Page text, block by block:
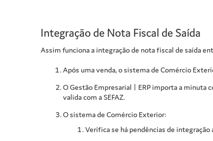
Integração de Nota Fiscal de Saída
Assim funciona a integração de nota fiscal de saída
Após uma venda, o sistema de Comércio
OGestão Empresarial | ERP importa a minuta
valida com a SEFAZ.
O sistema de Comércio Exterior:
Verifica se há pendências de